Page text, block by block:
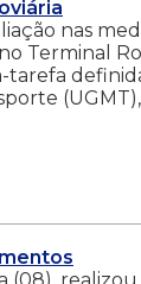
nas
Terminal
tarefa